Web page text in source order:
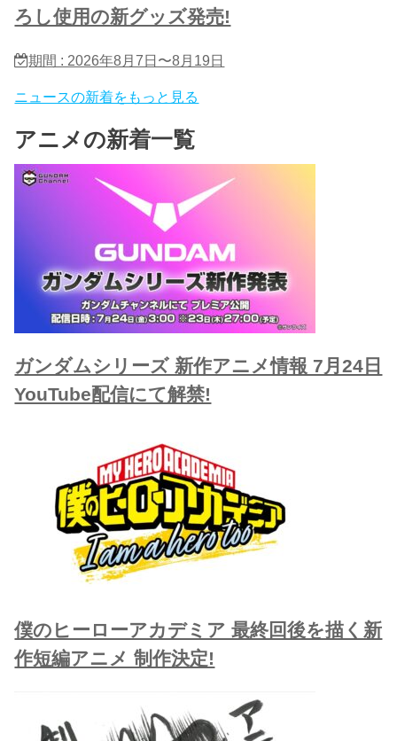
ろし使用の新グッズ発売!
期間 : 2026年8月7日〜8月19日
ニュースの新着をもっと見る
アニメの新着一覧
ガンダムシリーズ 新作アニメ情報 7月24日
YouTube配信にて解禁!
僕のヒーローアカデミア 最終回後を描く新
作短編アニメ 制作決定!